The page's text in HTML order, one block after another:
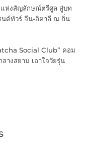
แห่งสัญลักษณ์ตรีศูล สู่บท
นด์ทัวร์ จีน-อิตาลี ณ ถิ่น
Social Club” คอม
างสยาม เอาใจวัยรุ่น